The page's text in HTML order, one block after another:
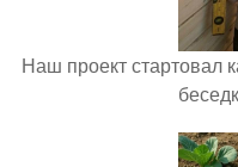
Наш проект стартовал